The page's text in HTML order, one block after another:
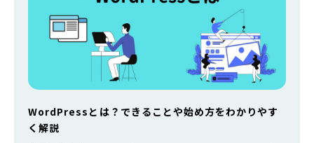
WordPressとは？できることや始め方をわかりやす
く解説